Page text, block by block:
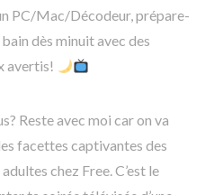
PC/Mac/Décodeur, prépare-
dès minuit avec des
avertis!
Reste avec moi car on va
facettes captivantes des
chez Free. C’est le